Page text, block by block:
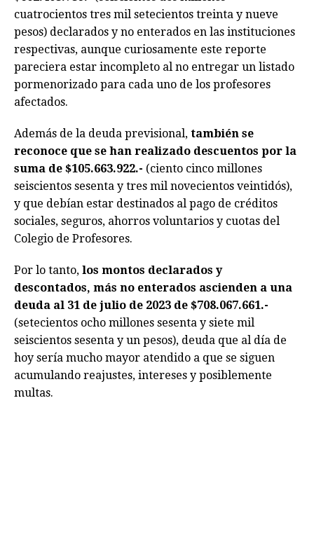
cuatrocientos tres mil setecientos treinta y nueve
pesos) declarados y no enterados en las instituciones
respectivas, aunque curiosamente este reporte
pareciera estar incompleto al no entregar un listado
pormenorizado para cada uno de los profesores
afectados.
Además de la deuda previsional, también se
reconoce que se han realizado descuentos por la
suma de $105.663.922.- (ciento cinco millones
seiscientos sesenta y tres mil novecientos veintidós),
y que debían estar destinados al pago de créditos
sociales, seguros, ahorros voluntarios y cuotas del
Colegio de Profesores.
Por lo tanto, los montos declarados y
descontados, más no enterados ascienden a una
deuda al 31 de julio de 2023 de $708.067.661.-
(setecientos ocho millones sesenta y siete mil
seiscientos sesenta y un pesos), deuda que al día de
hoy sería mucho mayor atendido a que se siguen
acumulando reajustes, intereses y posiblemente
multas.